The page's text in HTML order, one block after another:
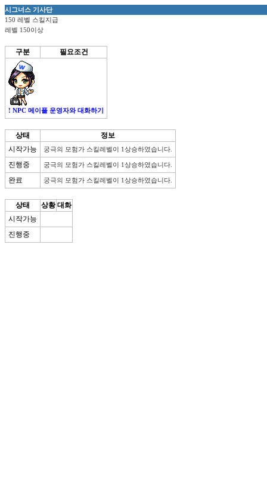
시그너스 기사단
150 레벨 스킬지급
레벨 150이상
구분 필요조건
! NPC 메이플 운영자와 대화하기
상태
정보
시작가능
궁극의 모험가 스킬레벨이 1상승하였습니다.
진행중 궁극의 모험가 스킬레벨이 1상승하였습니다.
완료 궁극의 모험가 스킬레벨이 1상승하였습니다.
상태 상황 대화
시작가능
진행중